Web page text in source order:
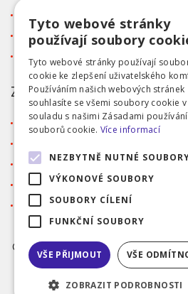
Tabulka velikostí
Ochrana osobních údajů GDPR
ZÁKAZNICKÝ SERVIS
Obchodní podmínky
Reklamace
Přihlášení
Registrace
©2026 MODA ČAPEK s.r.o. Made by
|
nastavení
Tyto webové stránky
používají soubory
Tyto webové stránky používají
cookie ke zlepšení uživatelského
Používáním našich webových stránek
souhlasíte se všemi soubory cookie v
souladu s našimi Zásadami používání
souborů cookie. Více informací
NEZBYTNĚ NUTNÉ
VÝKONOVÉ SOUBORY
SOUBORY CÍLENÍ
FUNKČNÍ SOUBORY
VŠE PŘIJMOUT VŠE
ZOBRAZIT PODROBNOSTI